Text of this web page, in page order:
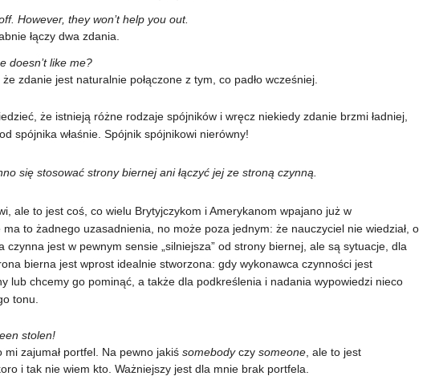
However, they won’t help you out.
łączy dwa zdania.
doesn’t like me?
zdanie jest naturalnie połączone z tym, co padło wcześniej.
że istnieją różne rodzaje spójników i wręcz niekiedy zdanie brzmi ładniej,
spójnika właśnie. Spójnik spójnikowi nierówny!
się stosować strony biernej ani łączyć jej ze stroną czynną.
ale to jest coś, co wielu Brytyjczykom i Amerykanom wpajano już w
ma to żadnego uzasadnienia, no może poza jednym: że nauczyciel nie wiedział, o
czynna jest w pewnym sensie „silniejsza” od strony biernej, ale są sytuacje, dla
bierna jest wprost idealnie stworzona: gdy wykonawca czynności jest
lub chcemy go pominąć, a także dla podkreślenia i nadania wypowiedzi nieco
tonu.
stolen!
mi zajumał portfel. Na pewno jakiś somebodyczy someone, ale to jest
i tak nie wiem kto. Ważniejszy jest dla mnie brak portfela.